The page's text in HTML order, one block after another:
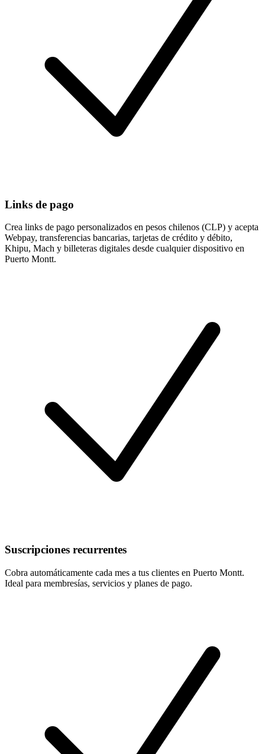
Links de pago
Crea links de pago personalizados en pesos chilenos (CLP) y acepta
Webpay, transferencias bancarias, tarjetas de crédito y débito,
Khipu, Mach y billeteras digitales desde cualquier dispositivo en
Puerto Montt.
Suscripciones recurrentes
Cobra automáticamente cada mes a tus clientes en Puerto Montt.
Ideal para membresías, servicios y planes de pago.